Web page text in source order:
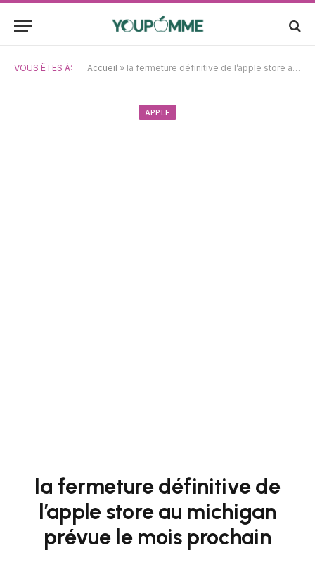
VOUS ÊTES À: Accueil » la fermeture définitive de l’apple store au michigan prévue le mois prochain
APPLE
la fermeture définitive de
l’apple store au michigan
prévue le mois prochain